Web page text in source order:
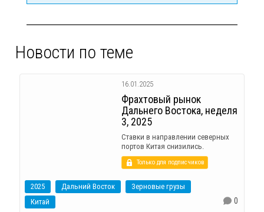
Новости по теме
16.01.2025
Фрахтовый рынок
Дальнего Востока, неделя
3, 2025
Ставки в направлении северных
портов Китая снизились.
Только для подписчиков
2025 Дальний Восток
Зерновые грузы
Китай
0